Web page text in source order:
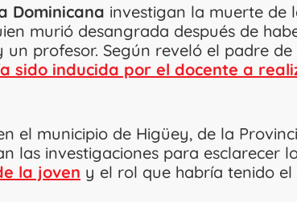
Dominicana investigan la muerte de
murió desangrada después de
profesor. Según reveló el padre de
sido inducida por el docente a
el municipio de Higüey, de la
las investigaciones para esclarecer
la joven y el rol que habría tenido el